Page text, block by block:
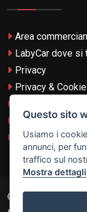
Area
LabyCar dove si
Privacy
Privacy &
Termini e
Login con TikTok
© 2026
Questo sito
Usiamo i
annunci, per
traffico sul
Mostra dettagli